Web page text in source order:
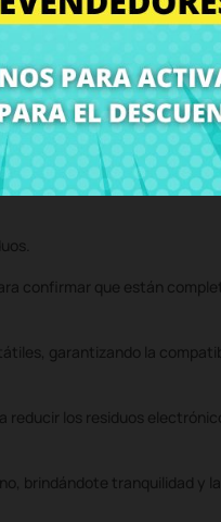
nos
la obtención de
posibles defectos o
para verificar su
confirmar que están
garantizando la
los residuos
brindándote tranquilidad y